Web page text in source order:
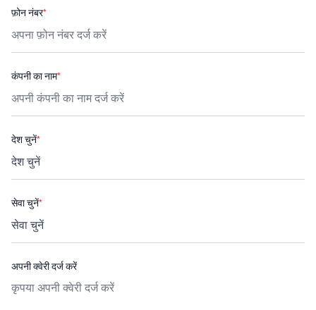
फ़ोन नंबर*
कंपनी का नाम*
देश चुनें*
सेवा चुनें*
अपनी क्वेरी दर्ज करें